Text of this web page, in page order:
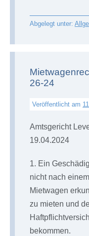
Abgelegt unter:
26-24
Veröffentlicht am
Amtsgericht
19.04.2024
1. Ein
nicht nach
Mietwagen
zu mieten und
bekommen.